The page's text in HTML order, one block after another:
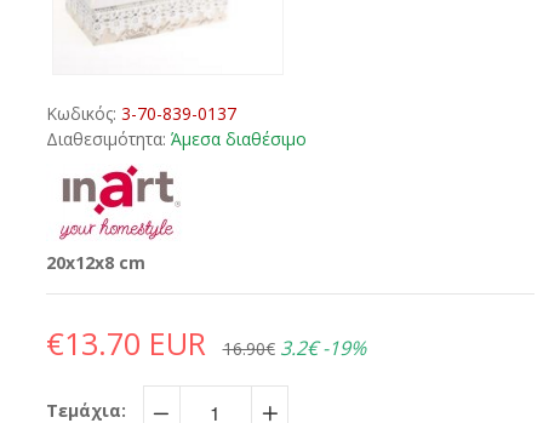
Κωδικός: 3-70-839-0137
Διαθεσιμότητα: Άμεσα διαθέσιμο
20x12x8 cm
€13.70 EUR 16.90€ 3.2€ -19%
Τεμάχια: